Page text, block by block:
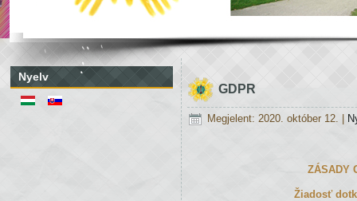
Nyelv
GDPR
Megjelent: 2020. október 12.
ZÁSADY
Žiadosť